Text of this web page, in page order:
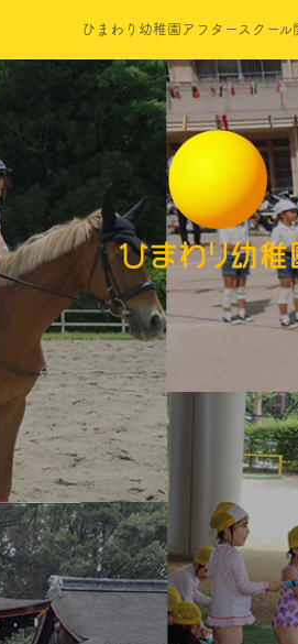
ひまわり幼稚園アフタースクール